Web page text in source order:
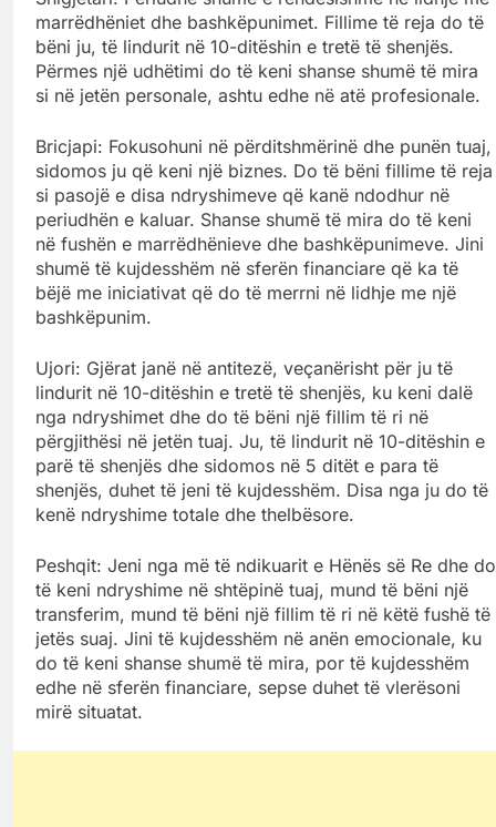
marrëdhëniet dhe bashkëpunimet. Fillime të reja do të
bëni ju, të lindurit në 10-ditëshin e tretë të shenjës.
Përmes një udhëtimi do të keni shanse shumë të mira
si në jetën personale, ashtu edhe në atë profesionale.
Bricjapi: Fokusohuni në përditshmërinë dhe punën tuaj,
sidomos ju që keni një biznes. Do të bëni fillime të reja
si pasojë e disa ndryshimeve që kanë ndodhur në
periudhën e kaluar. Shanse shumë të mira do të keni
në fushën e marrëdhënieve dhe bashkëpunimeve. Jini
shumë të kujdesshëm në sferën financiare që ka të
bëjë me iniciativat që do të merrni në lidhje me një
bashkëpunim.
Ujori: Gjërat janë në antitezë, veçanërisht për ju të
lindurit në 10-ditëshin e tretë të shenjës, ku keni dalë
nga ndryshimet dhe do të bëni një fillim të ri në
përgjithësi në jetën tuaj. Ju, të lindurit në 10-ditëshin e
parë të shenjës dhe sidomos në 5 ditët e para të
shenjës, duhet të jeni të kujdesshëm. Disa nga ju do të
kenë ndryshime totale dhe thelbësore.
Peshqit: Jeni nga më të ndikuarit e Hënës së Re dhe do
të keni ndryshime në shtëpinë tuaj, mund të bëni një
transferim, mund të bëni një fillim të ri në këtë fushë të
jetës suaj. Jini të kujdesshëm në anën emocionale, ku
do të keni shanse shumë të mira, por të kujdesshëm
edhe në sferën financiare, sepse duhet të vlerësoni
mirë situatat.